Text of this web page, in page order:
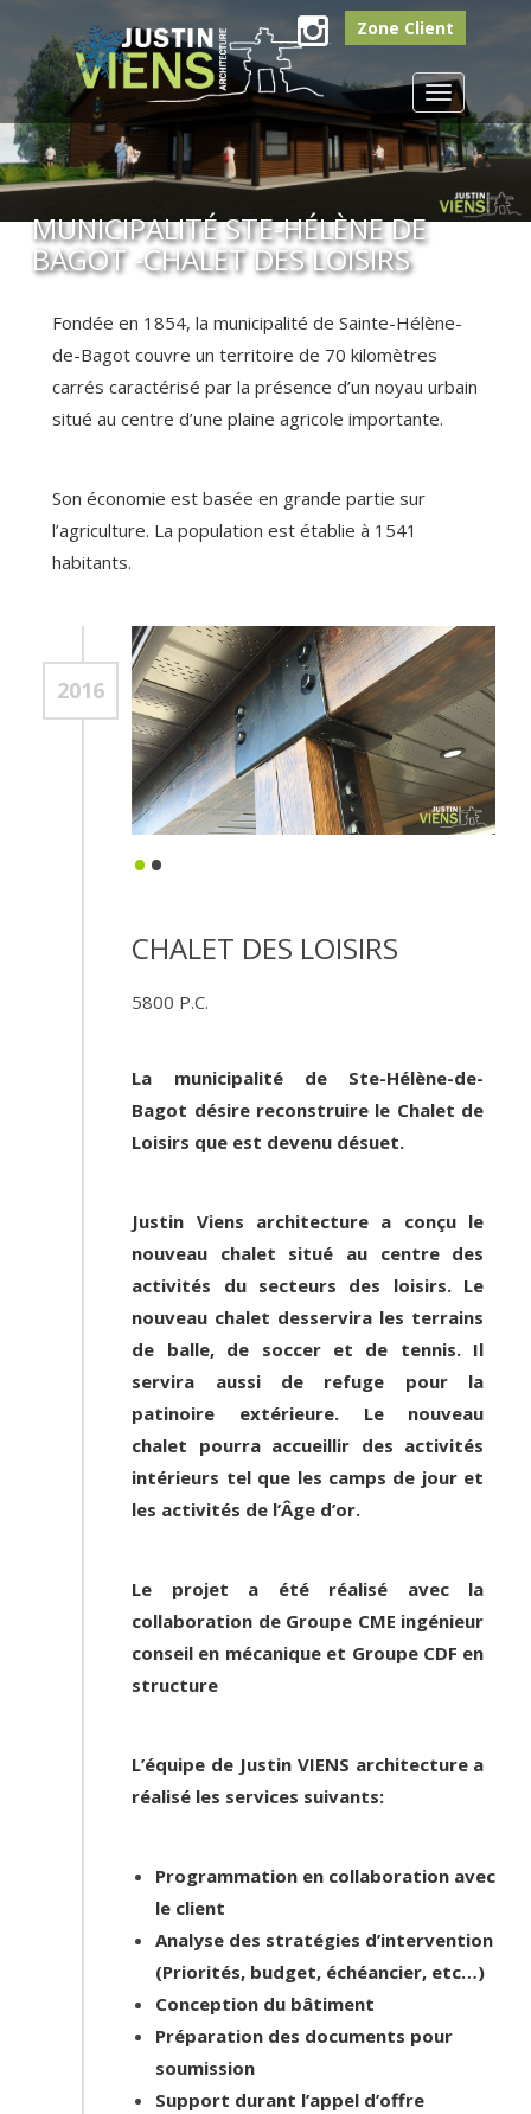
Zone Client
Toggle
navigation
MUNICIPALITÉ STE-HÉLÈNE DE
BAGOT -CHALET DES LOISIRS
Fondée en 1854, la municipalité de Sainte-Hélène-
de-Bagot couvre un territoire de 70 kilomètres
carrés caractérisé par la présence d’un noyau urbain
situé au centre d’une plaine agricole importante.
Son économie est basée en grande partie sur
l’agriculture. La population est établie à 1541
habitants.
2016
••
CHALET DES LOISIRS
5800 P.C.
La municipalité de Ste-Hélène-de-
Bagot désire reconstruire le Chalet de
Loisirs que est devenu désuet.
Justin Viens architecture a conçu le
nouveau chalet situé au centre des
activités du secteurs des loisirs. Le
nouveau chalet desservira les terrains
de balle, de soccer et de tennis. Il
servira aussi de refuge pour la
patinoire extérieure. Le nouveau
chalet pourra accueillir des activités
intérieurs tel que les camps de jour et
les activités de l’Âge d’or.
Le projet a été réalisé avec la
collaboration de Groupe CME ingénieur
conseil en mécanique et Groupe CDF en
structure
L’équipe de Justin VIENS architecture a
réalisé les services suivants:
Programmation en collaboration avec
le client
Analyse des stratégies d’intervention
(Priorités, budget, échéancier, etc…)
Conception du bâtiment
Préparation des documents pour
soumission
Support durant l’appel d’offre